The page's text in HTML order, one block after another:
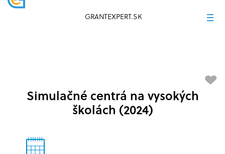
GRANTEXPERT.SK
Simulačné centrá na vysokých
školách (2024)